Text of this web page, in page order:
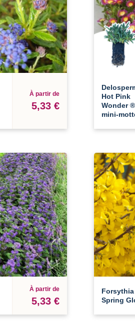
À partir de
5,33 €
Hot Pink
Wonder
mini-
À partir de
5,33 €
Forsythia
Spring